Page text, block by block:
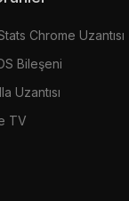
Chrome Uzantısı
Bileşeni
Uzantısı
TV